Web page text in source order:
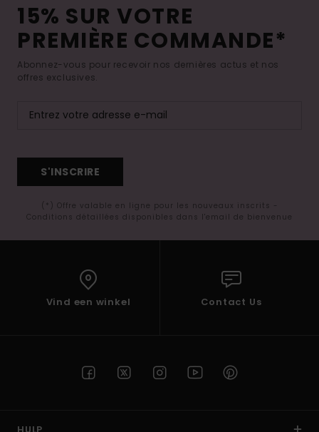
15% SUR VOTRE
PREMIÈRE COMMANDE*
Abonnez-vous pour recevoir nos dernières actus et nos
offres exclusives.
S'INSCRIRE
(*) Offre valable en ligne pour les nouveaux inscrits -
Conditions détaillées disponibles dans l'email de bienvenue
Vind een winkel Contact Us